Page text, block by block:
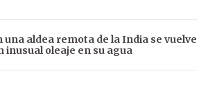
una aldea remota de la India se vuelve
inusual oleaje en su agua